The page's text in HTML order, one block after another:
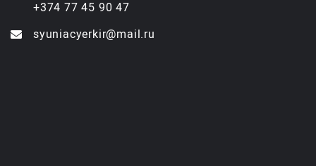
+374 77 45 90 47
syuniacyerkir@mail.ru